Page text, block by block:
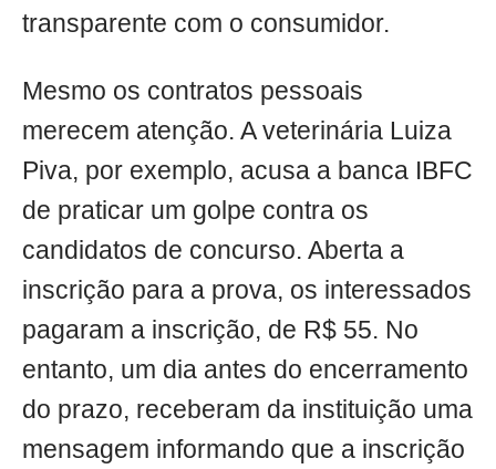
transparente com o consumidor.
Mesmo os contratos pessoais
merecem atenção. A veterinária Luiza
Piva, por exemplo, acusa a banca IBFC
de praticar um golpe contra os
candidatos de concurso. Aberta a
inscrição para a prova, os interessados
pagaram a inscrição, de R$ 55. No
entanto, um dia antes do encerramento
do prazo, receberam da instituição uma
mensagem informando que a inscrição